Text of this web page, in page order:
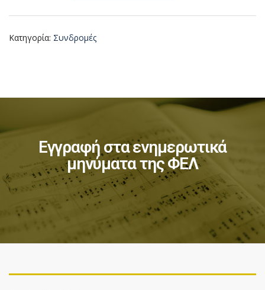
Κατηγορία: Συνδρομές
Εγγραφή στα ενημερωτικά
μηνύματα της ΦΕΛ